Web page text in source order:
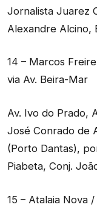
Jornalista Juarez
Alexandre Alcino,
14 – Marcos
via Av. Beira-Mar
Av. Ivo do Prado,
José Conrado de
(Porto Dantas),
Piabeta, Conj.
15 – Atalaia Nova